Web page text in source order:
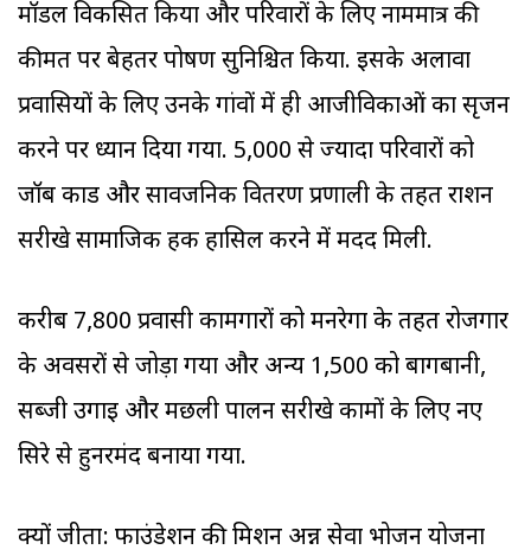
मॉडल विकसित किया और परिवारों के लिए नाममात्र की
कीमत पर बेहतर पोषण सुनिश्चित किया. इसके अलावा
प्रवासियों के लिए उनके गांवों में ही आजीविकाओं का सृजन
करने पर ध्यान दिया गया. 5,000 से ज्यादा परिवारों को
जॉब कार्ड और सार्वजनिक वितरण प्रणाली के तहत राशन
सरीखे सामाजिक हक हासिल करने में मदद मिली.
करीब 7,800 प्रवासी कामगारों को मनरेगा के तहत रोजगार
के अवसरों से जोड़ा गया और अन्य 1,500 को बागबानी,
सब्जी उगाई और मछली पालन सरीखे कामों के लिए नए
सिरे से हुनरमंद बनाया गया.
क्यों जीता: फाउंडेशन की मिशन अन्न सेवा भोजन योजना